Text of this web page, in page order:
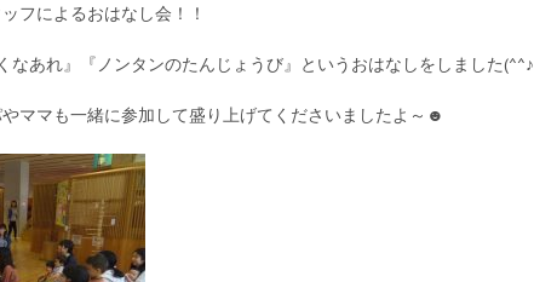
フによるおはなし会！！
なあれ』『ノンタンのたんじょうび』というおはなしをしました(^^♪
ママも一緒に参加して盛り上げてくださいましたよ～☻